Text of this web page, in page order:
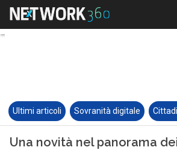
Ultimi articoli Sovranità digitale
Una novità nel panorama